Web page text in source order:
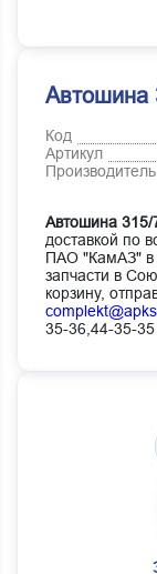
Автошина
Код
Артикул
Производитель
Автошина 315/
доставкой по
ПАО "КамАЗ" в
запчасти в
корзину,
35-36,44-35-